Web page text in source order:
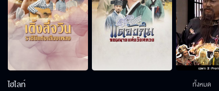
ไฮไลท์ ทั้งหมด